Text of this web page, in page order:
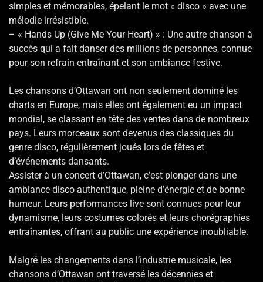
simples et mémorables, épelant le mot « disco » avec une
mélodie irrésistible.
– « Hands Up (Give Me Your Heart) » : Une autre chanson à
succès qui a fait danser des millions de personnes, connue
pour son refrain entraînant et son ambiance festive.
Les chansons d’Ottawan ont non seulement dominé les
charts en Europe, mais elles ont également eu un impact
mondial, se classant en tête des ventes dans de nombreux
pays. Leurs morceaux sont devenus des classiques du
genre disco, régulièrement joués lors de fêtes et
d’événements dansants.
Assister à un concert d’Ottawan, c’est plonger dans une
ambiance disco authentique, pleine d’énergie et de bonne
humeur. Leurs performances live sont connues pour leur
dynamisme, leurs costumes colorés et leurs chorégraphies
entraînantes, offrant au public une expérience inoubliable.
Malgré les changements dans l’industrie musicale, les
chansons d’Ottawan ont traversé les décennies et